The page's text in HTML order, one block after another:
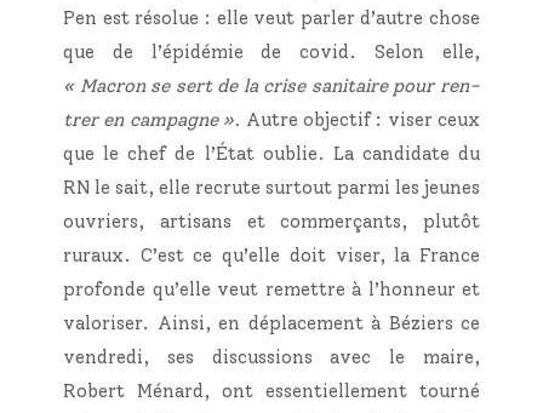
Pen est réso­lue : elle veut par­ler d’autre chose
que de l’épidémie de covid. Selon elle,
« Macron se sert de la crise sani­taire pour ren­
trer en cam­pagne ». Autre objec­tif : viser ceux
que le chef de l’État oublie. La can­di­date du
RN le sait, elle recrute sur­tout par­mi les jeunes
ouvriers, arti­sans et com­mer­çants, plu­tôt
ruraux. C’est ce qu’elle doit viser, la France
pro­fonde qu’elle veut remettre à l’honneur et
valo­ri­ser. Ain­si, en dépla­ce­ment à Béziers ce
ven­dre­di, ses dis­cus­sions avec le maire,
Robert Ménard, ont essen­tiel­le­ment tour­né